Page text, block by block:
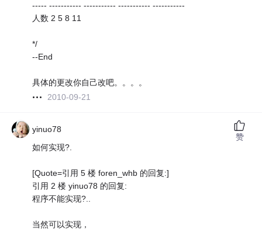
----- ----------- ----------- ----------- -----------
人数 2 5 8 11
*/
--End
具体的更改你自己改吧。。。。
2010-09-21
yinuo78
如何实现?.
[Quote=引用 5 楼 foren_whb 的回复:]
引用 2 楼 yinuo78 的回复:
程序不能实现?..
当然可以实现，
赞